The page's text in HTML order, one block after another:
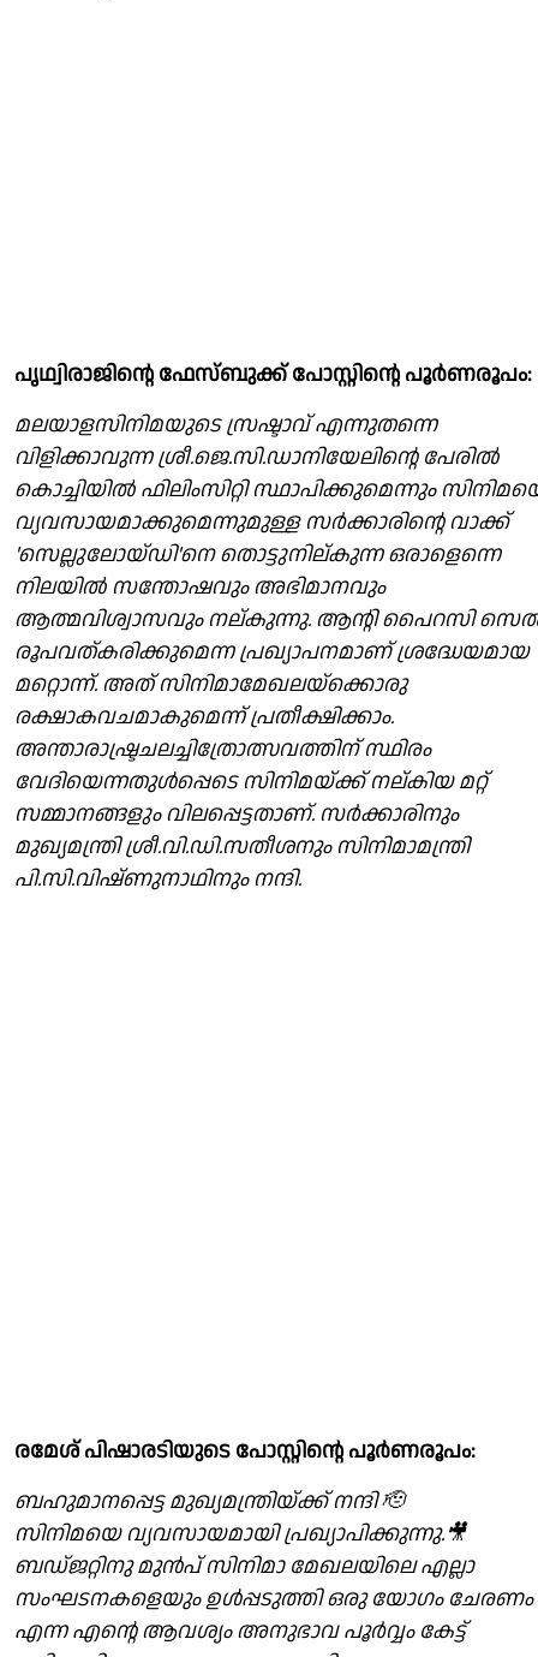
പൃഥ്വിരാജിൻ്റെ ഫേസ്ബുക്ക് പോസ്റ്റിൻ്റെ പൂർണരൂപം:
മലയാളസിനിമയുടെ സ്രഷ്ടാവ് എന്നുതന്നെ
വിളിക്കാവുന്ന ശ്രീ.ജെ.സി.ഡാനിയേലിന്റെ പേരിൽ
കൊച്ചിയിൽ ഫിലിംസിറ്റി സ്ഥാപിക്കുമെന്നും
വ്യവസായമാക്കുമെന്നുമുള്ള സർക്കാരിന്റെ വാക്ക്
'സെല്ലുലോയ്ഡി'നെ തൊട്ടുനില്കുന്ന ഒരാളെന്നെ
നിലയിൽ സന്തോഷവും അഭിമാനവും
ആത്മവിശ്വാസവും നല്കുന്നു. ആന്റി പൈറസി
രൂപവത്കരിക്കുമെന്ന പ്രഖ്യാപനമാണ് ശ്രദ്ധേയമായ
മറ്റൊന്ന്. അത് സിനിമാമേഖലയ്ക്കൊരു
രക്ഷാകവചമാകുമെന്ന് പ്രതീക്ഷിക്കാം.
അന്താരാഷ്ട്രചലച്ചിത്രോത്സവത്തിന് സ്ഥിരം
വേദിയെന്നതുൾപ്പെടെ സിനിമയ്ക്ക് നല്കിയ മറ്റ്
സമ്മാനങ്ങളും വിലപ്പെട്ടതാണ്. സർക്കാരിനും
മുഖ്യമന്ത്രി ശ്രീ.വി.ഡി.സതീശനും സിനിമാമന്ത്രി
പി.സി.വിഷ്ണുനാഥിനും നന്ദി.
രമേശ് പിഷാരടിയുടെ പോസ്റ്റിൻ്റെ പൂർണരൂപം:
ബഹുമാനപ്പെട്ട മുഖ്യമന്ത്രിയ്ക്ക് നന്ദി 🫡
സിനിമയെ വ്യവസായമായി പ്രഖ്യാപിക്കുന്നു.🎥
ബഡ്ജറ്റിനു മുൻപ് സിനിമാ മേഖലയിലെ എല്ലാ
സംഘടനകളെയും ഉൾപ്പടുത്തി ഒരു യോഗം ചേരണം
എന്ന എന്റെ ആവശ്യം അനുഭാവ പൂർവ്വം കേട്ട്